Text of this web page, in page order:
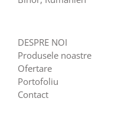
DESPRE NOI
Produsele noastre
Ofertare
Portofoliu
Contact